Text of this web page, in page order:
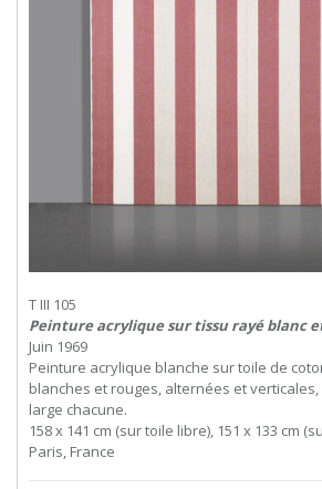
T III 105
Peinture acrylique sur tissu rayé blanc
Juin 1969
Peinture acrylique blanche sur toile de
blanches et rouges, alternées et verticales,
large chacune.
158 x 141 cm (sur toile libre), 151 x 133 cm
Paris, France